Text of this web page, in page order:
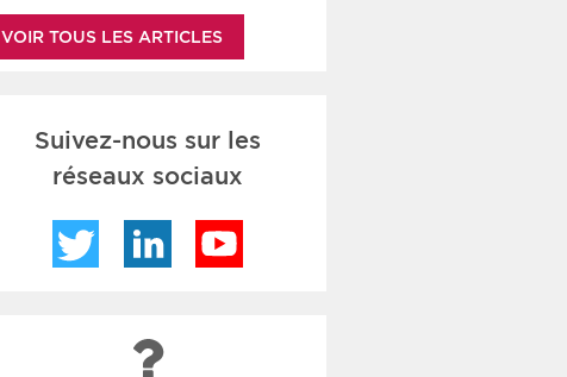
VOIR TOUS LES ARTICLES
Suivez-nous sur les
réseaux sociaux
Twitter LinkedIn